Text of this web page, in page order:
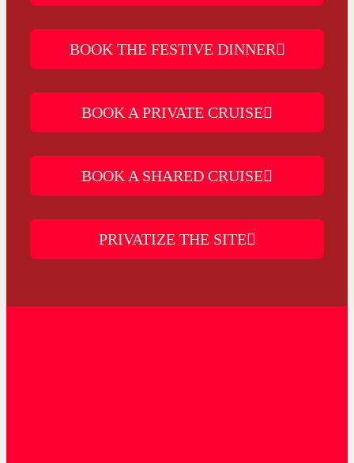
BOOK THE FESTIVE DINNER
BOOK A PRIVATE CRUISE
BOOK A SHARED CRUISE
PRIVATIZE THE SITE